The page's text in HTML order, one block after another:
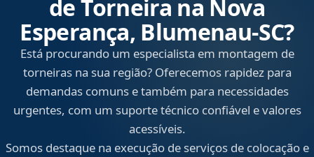
de Torneira na Nova
Esperança, Blumenau‑SC?
Está procurando um especialista em montagem de
torneiras na sua região? Oferecemos rapidez para
demandas comuns e também para necessidades
urgentes, com um suporte técnico confiável e valores
acessíveis.
Somos destaque na execução de serviços de colocação e